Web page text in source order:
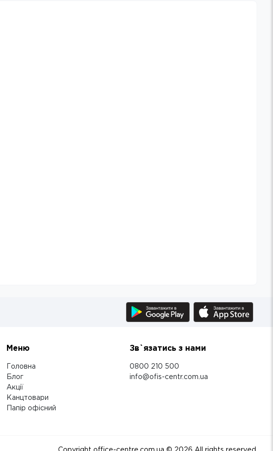
Меню
Головна
Блог
Акції
Канцтовари
Папір офісний
Зв`язатись з нами
0800 210 500
info@ofis-centr.com.ua